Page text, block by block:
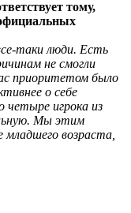
тому,
таки люди. Есть
не смогли
приоритетом было
о себе
четыре игрока из
Мы этим
младшего возраста,